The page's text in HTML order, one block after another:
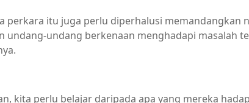
perkara itu juga perlu diperhalusi memandangkan
undang-undang berkenaan menghadapi masalah
kita perlu belajar daripada apa yang mereka